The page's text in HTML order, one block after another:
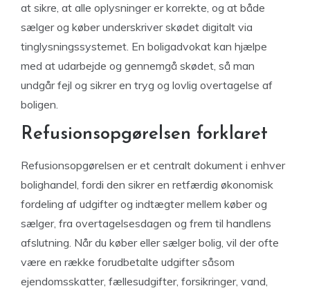
at sikre, at alle oplysninger er korrekte, og at både
sælger og køber underskriver skødet digitalt via
tinglysningssystemet. En boligadvokat kan hjælpe
med at udarbejde og gennemgå skødet, så man
undgår fejl og sikrer en tryg og lovlig overtagelse af
boligen.
Refusionsopgørelsen forklaret
Refusionsopgørelsen er et centralt dokument i enhver
bolighandel, fordi den sikrer en retfærdig økonomisk
fordeling af udgifter og indtægter mellem køber og
sælger, fra overtagelsesdagen og frem til handlens
afslutning. Når du køber eller sælger bolig, vil der ofte
være en række forudbetalte udgifter såsom
ejendomsskatter, fællesudgifter, forsikringer, vand,